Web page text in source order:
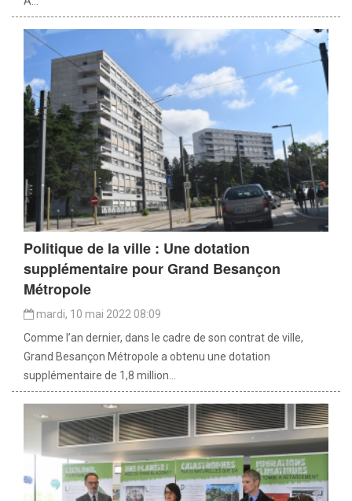
Politique de la ville : Une dotation
supplémentaire pour Grand Besançon
Métropole
mardi, 10 mai 2022 08:09
Comme l’an dernier, dans le cadre de son contrat de ville,
Grand Besançon Métropole a obtenu une dotation
supplémentaire de 1,8 million...